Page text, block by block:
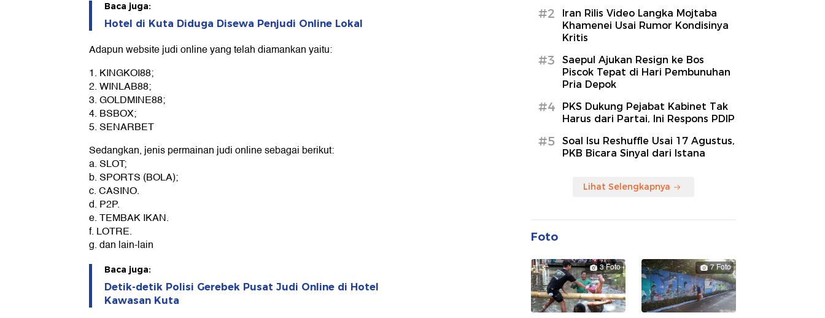
Baca juga:
Hotel di Kuta Diduga Disewa Penjudi Online Lokal
Adapun website judi online yang telah diamankan yaitu:
1. KINGKOI88;
2. WINLAB88;
3. GOLDMINE88;
4. BSBOX;
5. SENARBET
Sedangkan, jenis permainan judi online sebagai berikut:
a. SLOT;
b. SPORTS (BOLA);
c. CASINO.
d. P2P.
e. TEMBAK IKAN.
f. LOTRE.
g. dan lain-lain
Baca juga:
Detik-detik Polisi Gerebek Pusat Judi Online di Hotel
Kawasan Kuta
#2
Iran Rilis Video Langka Mojtaba
Khamenei Usai Rumor Kondisinya
Kritis
#3
Saepul Ajukan Resign ke Bos
Piscok Tepat di Hari Pembunuhan
Pria Depok
#4
PKS Dukung Pejabat Kabinet Tak
Harus dari Partai, Ini Respons PDIP
#5
Soal Isu Reshuffle Usai 17 Agustus,
PKB Bicara Sinyal dari Istana
Lihat Selengkapnya
Foto
3 Foto 7 Foto